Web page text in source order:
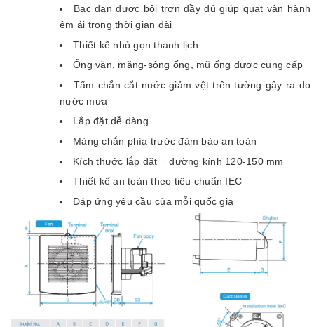
Bạc đạn được bôi trơn đầy đủ giúp quạt vận hành
êm ái trong thời gian dài
Thiết kế nhỏ gọn thanh lịch
Ống vặn, măng-sông ống, mũ ống được cung cấp
Tấm chắn cắt nước giảm vệt trên tường gây ra do
nước mưa
Lắp đặt dễ dàng
Màng chắn phía trước đảm bảo an toàn
Kích thước lắp đặt = đường kính 120-150 mm
Thiết kế an toàn theo tiêu chuẩn IEC
Đáp ứng yêu cầu của mỗi quốc gia